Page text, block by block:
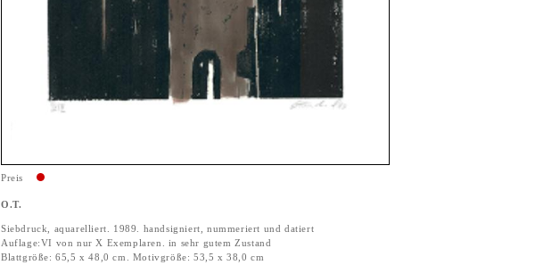
Preis
O.T.
Siebdruck, aquarelliert. 1989. handsigniert, nummeriert und datiert
Auflage:VI von nur X Exemplaren. in sehr gutem Zustand
Blattgröße: 65,5 x 48,0 cm. Motivgröße: 53,5 x 38,0 cm